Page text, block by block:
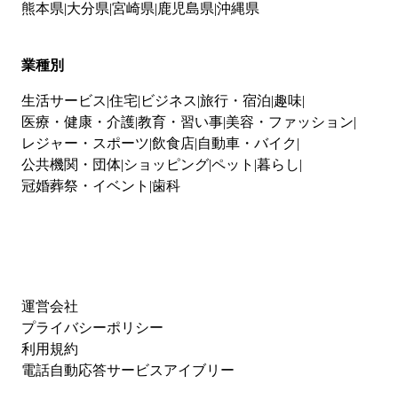
熊本県 大分県 宮崎県 鹿児島県 沖縄県
業種別
生活サービス 住宅 ビジネス 旅行・宿泊 趣味
医療・健康・介護教育・習い事 美容・ファッション
レジャー・スポーツ 飲食店 自動車・バイク
公共機関・団体 ショッピングペット 暮らし
冠婚葬祭・イベント 歯科
運営会社
プライバシーポリシー
利用規約
電話自動応答サービスアイブリー